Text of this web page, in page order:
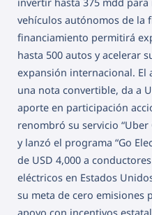
invertir hasta 375 mdd
vehículos autónomos de la
financiamiento permitirá
hasta 500 autos y acelerar
expansión internacional. El
una nota convertible, da a
aporte en participación
renombró su servicio “Uber
y lanzó el programa “Go
de USD 4,000 a
eléctricos en Estados
su meta de cero emisiones